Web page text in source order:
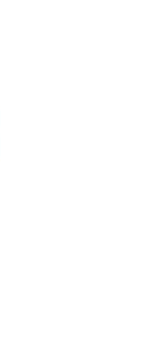
sezone može biti